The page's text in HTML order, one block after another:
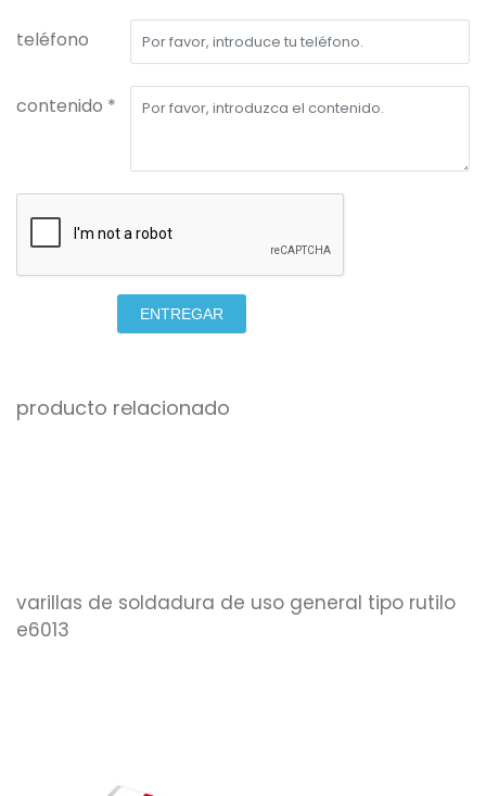
teléfono
contenido *
ENTREGAR
producto relacionado
varillas de soldadura de uso general tipo rutilo
e6013